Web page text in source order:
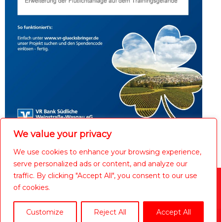
We value your privacy
We use cookies to enhance your browsing experience,
serve personalized ads or content, and analyze our
traffic. By clicking "Accept All", you consent to our use
of cookies.
Customize Reject All Accept All